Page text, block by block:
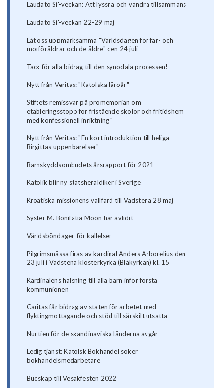
Laudato Si'-veckan: Att lyssna och vandra tillsammans
Laudato Si'-veckan 22-29 maj
Låt oss uppmärksamma "Världsdagen för far- och
morföräldrar och de äldre" den 24 juli
Tack för alla bidrag till den synodala processen!
Nytt från Veritas: "Katolska läroår"
Stiftets remissvar på promemorian om
etableringsstopp för fristående skolor och fritidshem
med konfessionell inriktning "
Nytt från Veritas: "En kort introduktion till heliga
Birgittas uppenbarelser"
Barnskyddsombudets årsrapport för 2021
Katolik blir ny statsheraldiker i Sverige
Kroatiska missionens vallfärd till Vadstena 28 maj
Syster M. Bonifatia Moon har avlidit
Världsböndagen för kallelser
Pilgrimsmässa firas av kardinal Anders Arborelius den
23 juli i Vadstena klosterkyrka (Blåkyrkan) kl. 15
Kardinalens hälsning till alla barn inför första
kommunionen
Caritas får bidrag av staten för arbetet med
flyktingmottagande och stöd till särskilt utsatta
Nuntien för de skandinaviska länderna avgår
Ledig tjänst: Katolsk Bokhandel söker
bokhandelsmedarbetare
Budskap till Vesakfesten 2022